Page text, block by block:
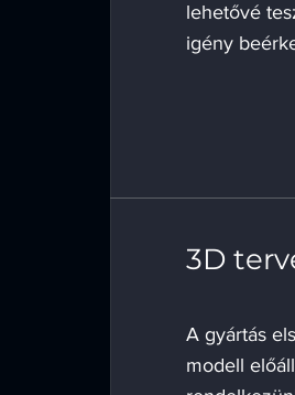
lehetővé
igény
3D
A gyártás
modell